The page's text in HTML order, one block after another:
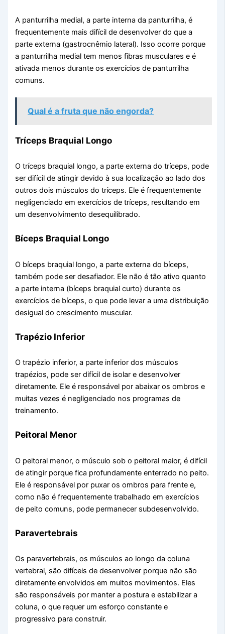
A panturrilha medial, a parte interna da panturrilha, é
frequentemente mais difícil de desenvolver do que a
parte externa (gastrocnêmio lateral). Isso ocorre porque
a panturrilha medial tem menos fibras musculares e é
ativada menos durante os exercícios de panturrilha
comuns.
Qual é a fruta que não engorda?
Tríceps Braquial Longo
O tríceps braquial longo, a parte externa do tríceps, pode
ser difícil de atingir devido à sua localização ao lado dos
outros dois músculos do tríceps. Ele é frequentemente
negligenciado em exercícios de tríceps, resultando em
um desenvolvimento desequilibrado.
Bíceps Braquial Longo
O bíceps braquial longo, a parte externa do bíceps,
também pode ser desafiador. Ele não é tão ativo quanto
a parte interna (bíceps braquial curto) durante os
exercícios de bíceps, o que pode levar a uma distribuição
desigual do crescimento muscular.
Trapézio Inferior
O trapézio inferior, a parte inferior dos músculos
trapézios, pode ser difícil de isolar e desenvolver
diretamente. Ele é responsável por abaixar os ombros e
muitas vezes é negligenciado nos programas de
treinamento.
Peitoral Menor
O peitoral menor, o músculo sob o peitoral maior, é difícil
de atingir porque fica profundamente enterrado no peito.
Ele é responsável por puxar os ombros para frente e,
como não é frequentemente trabalhado em exercícios
de peito comuns, pode permanecer subdesenvolvido.
Paravertebrais
Os paravertebrais, os músculos ao longo da coluna
vertebral, são difíceis de desenvolver porque não são
diretamente envolvidos em muitos movimentos. Eles
são responsáveis por manter a postura e estabilizar a
coluna, o que requer um esforço constante e
progressivo para construir.